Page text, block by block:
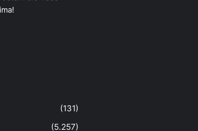
(131)
(5.257)